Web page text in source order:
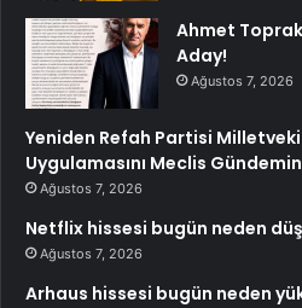
Ahmet Toprak
Aday!
Ağustos 7, 2026
Yeniden Refah Partisi
Uygulamasını Meclis
Ağustos 7, 2026
Netflix hissesi bugün neden
Ağustos 7, 2026
Arhaus hissesi bugün neden